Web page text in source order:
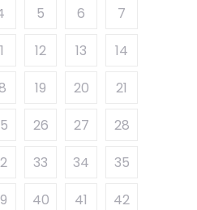
5 6
7
12 13
14
19 20
21
26 27
28
33 34
35
40 41 42